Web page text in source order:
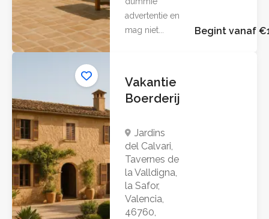
advertentie en
mag niet...
Begint vanaf
Vakantie
Boerderij
Jardins
del Calvari,
Tavernes de
la Valldigna,
la Safor,
Valencia,
46760,